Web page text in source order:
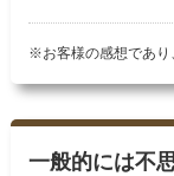
※お客様の感想であり
一般的には不